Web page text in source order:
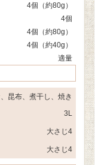
4個（約80g）
4個
4個（約80g）
4個（約40g）
適量
昆布、煮干し、焼き
3L
大さじ4
大さじ4